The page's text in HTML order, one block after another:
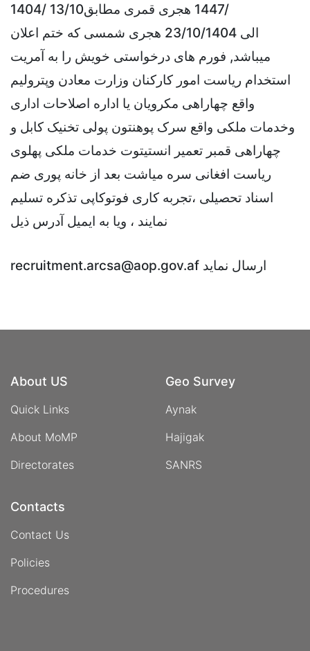
/1447 هجری قمری مطابق13/10
/1404
الی
23/10/1404 هجری شمسی که ختم اعلان
میباشد, فورم های درخواستی خویش را به آمریت
استخدام ریاست امور کارکنان وزارت معادن وپترولیم
واقع چهاراهی مکرویان یا اداره اصلاحات اداری
وخدمات ملکی واقع سرک پوهنتون پولی تخنیک کابل و
چهاراهی قمبر تعمیر انستیتوت خدمات ملکی پهلوی
ریاست افغانی سره میاشت بعد از خانه پوری ضم
اسناد تحصیلی ،تجربه کاری فوتوکاپی تذکره تسلیم
نمایند ، ویا به ایمیل آدرس ذیل
ارسال نماید recruitment.arcsa@aop.gov.af
About US
Quick Links
About MoMP
Directorates
Geo Survey
Aynak
Hajigak
SANRS
Contacts
Contact Us
Policies
Procedures